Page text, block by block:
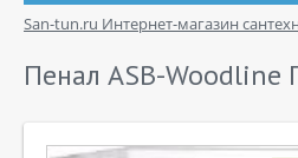
San-tun.ru Интернет-магазин
Пенал ASB-Woodline